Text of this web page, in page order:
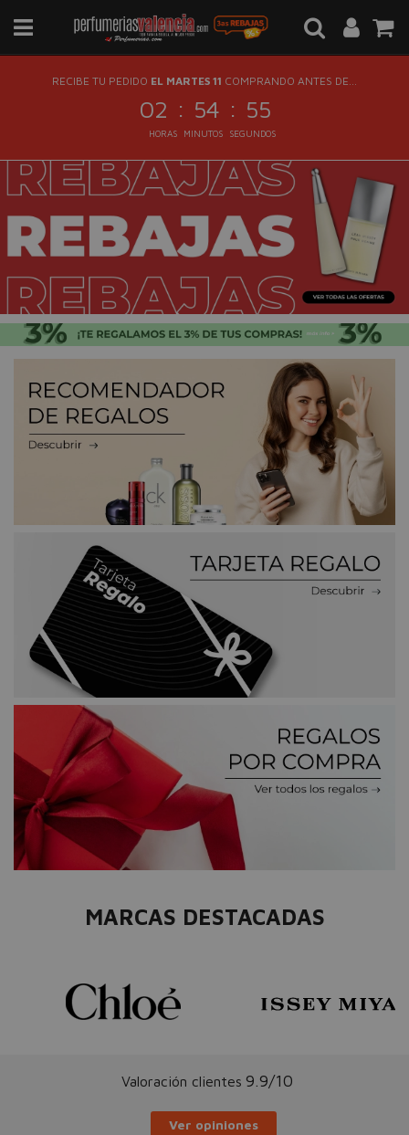
RECIBE TU PEDIDO EL MARTES 11 COMPRANDO ANTES DE...
02 : 54 : 55
HORAS MINUTOS SEGUNDOS
MARCAS DESTACADAS
Valoración clientes 9.9/10
Ver opiniones